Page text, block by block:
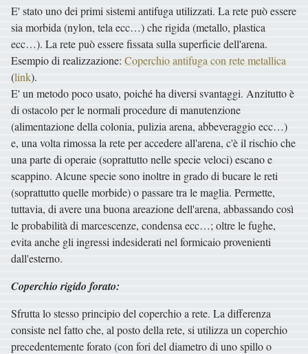
E' stato uno dei primi sistemi antifuga utilizzati. La rete può essere
sia morbida (nylon, tela ecc…) che rigida (metallo, plastica
ecc…). La rete può essere fissata sulla superficie dell'arena.
Esempio di realizzazione: Coperchio antifuga con rete metallica
(link).
E' un metodo poco usato, poiché ha diversi svantaggi. Anzitutto è
di ostacolo per le normali procedure di manutenzione
(alimentazione della colonia, pulizia arena, abbeveraggio ecc…)
e, una volta rimossa la rete per accedere all'arena, c'è il rischio che
una parte di operaie (soprattutto nelle specie veloci) escano e
scappino. Alcune specie sono inoltre in grado di bucare le reti
(soprattutto quelle morbide) o passare tra le maglia. Permette,
tuttavia, di avere una buona areazione dell'arena, abbassando così
le probabilità di marcescenze, condensa ecc…; oltre le fughe,
evita anche gli ingressi indesiderati nel formicaio provenienti
dall'esterno.
Coperchio rigido forato:
Sfrutta lo stesso principio del coperchio a rete. La differenza
consiste nel fatto che, al posto della rete, si utilizza un coperchio
precedentemente forato (con fori del diametro di uno spillo o